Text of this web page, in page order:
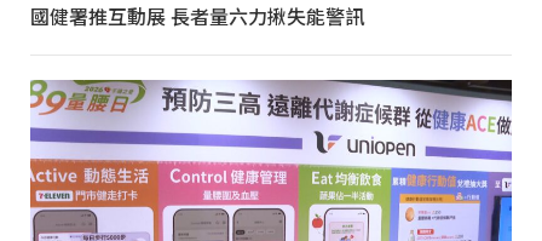
國健署推互動展 長者量六力揪失能警訊